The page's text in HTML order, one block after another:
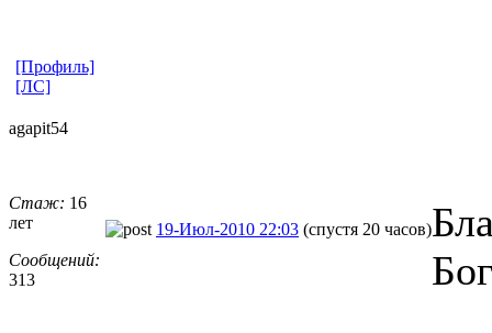
[Профиль]
[ЛС]
agapit54
Стаж: 16
лет
Сообщений:
313
19-Июл-2010 22:03 (спустя 20 часов)